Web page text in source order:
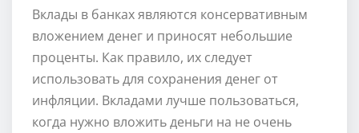
Вклады в банках являются консервативным
вложением денег и приносят небольшие
проценты. Как правило, их следует
использовать для сохранения денег от
инфляции. Вкладами лучше пользоваться,
когда нужно вложить деньги на не очень